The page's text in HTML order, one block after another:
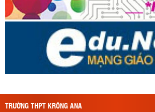
TRƯỜNG THPT KRÔNG ANA